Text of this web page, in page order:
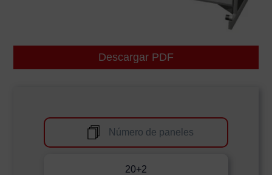
Descargar PDF
Número de paneles
20+2